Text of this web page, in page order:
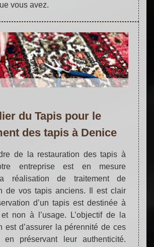
vous avez.
du Tapis pour le
des tapis à Denice
de la restauration des tapis à
entreprise est en mesure
réalisation de traitement de
de vos tapis anciens. Il est clair
d’un tapis est destinée à
et non à l’usage. L’objectif de la
est d’assurer la pérennité de ces
en préservant leur authenticité.